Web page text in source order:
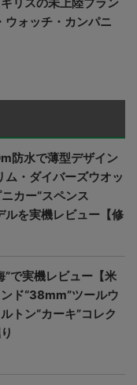
ウォッチ・カンパニ
防水で薄型デザイン
ム・ダイバーズウオッ
カー“スペンス
ルを実機レビュー【修
”で実機レビュー【米
ド“38mm”ツールウ
トン“カーキ”コレク